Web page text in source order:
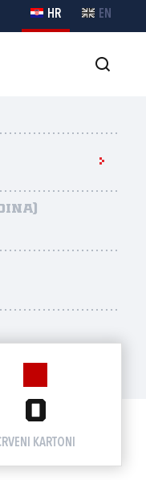
HR EN
0
KARTONI